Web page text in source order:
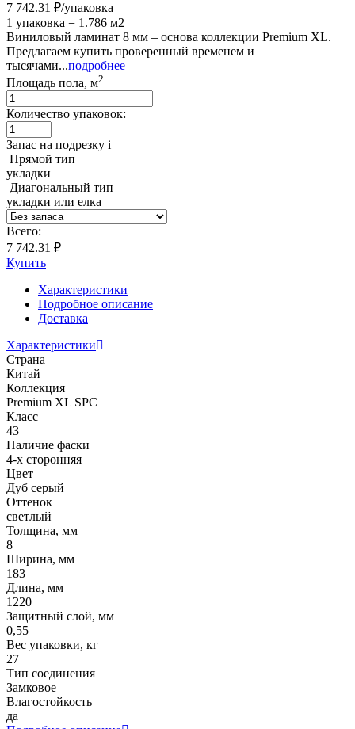
7 742.31 ₽/упаковка
1 упаковка = 1.786 м2
Виниловый ламинат 8 мм – основа коллекции Premium XL.
Предлагаем купить проверенный временем и
тысячами...подробнее
Площадь пола, м2
Количество упаковок:
Запас на подрезку i
Прямой тип
укладки
Диагональный тип
укладки или елка
Всего:
7 742.31 ₽
Купить
Характеристики
Подробное описание
Доставка
Характеристики
Страна
Китай
Коллекция
Premium XL SPC
Класс
43
Наличие фаски
4-х сторонняя
Цвет
Дуб серый
Оттенок
светлый
Толщина, мм
8
Ширина, мм
183
Длина, мм
1220
Защитный слой, мм
0,55
Вес упаковки, кг
27
Тип соединения
Замковое
Влагостойкость
да